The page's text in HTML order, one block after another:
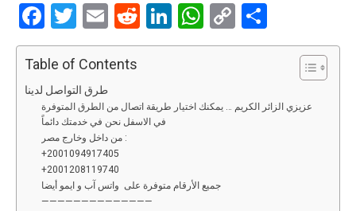
F
a
ce
b
o
o
k
T
wi
tt
er
E
m
ail
R
e
t
Li
n
n
W
h
A
C
o
n
h
Table of Contents
طرق التواصل لدينا
عزيزي الزائر الكريم … يمكنك اختيار طريقة اتصال من الطرق المتوفرة
في الاسفل نحن في خدمتك دائماً
من داخل وخارج مصر :
‎+2001094917405
‎+2001208119740
جميع الأرقام متوفرة على واتس آب و ايمو أيضا
——————————————